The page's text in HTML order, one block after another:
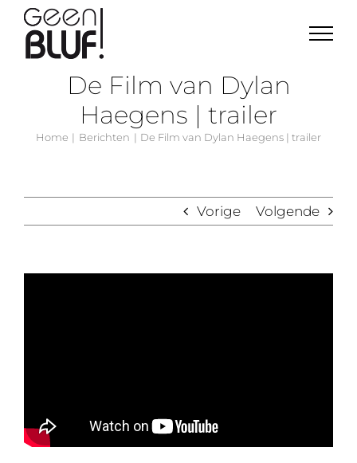
naar
inhoud
De Film van Dylan
Haegens | trailer
Home Berichten De Film van Dylan Haegens | trailer
Vorige Volgende